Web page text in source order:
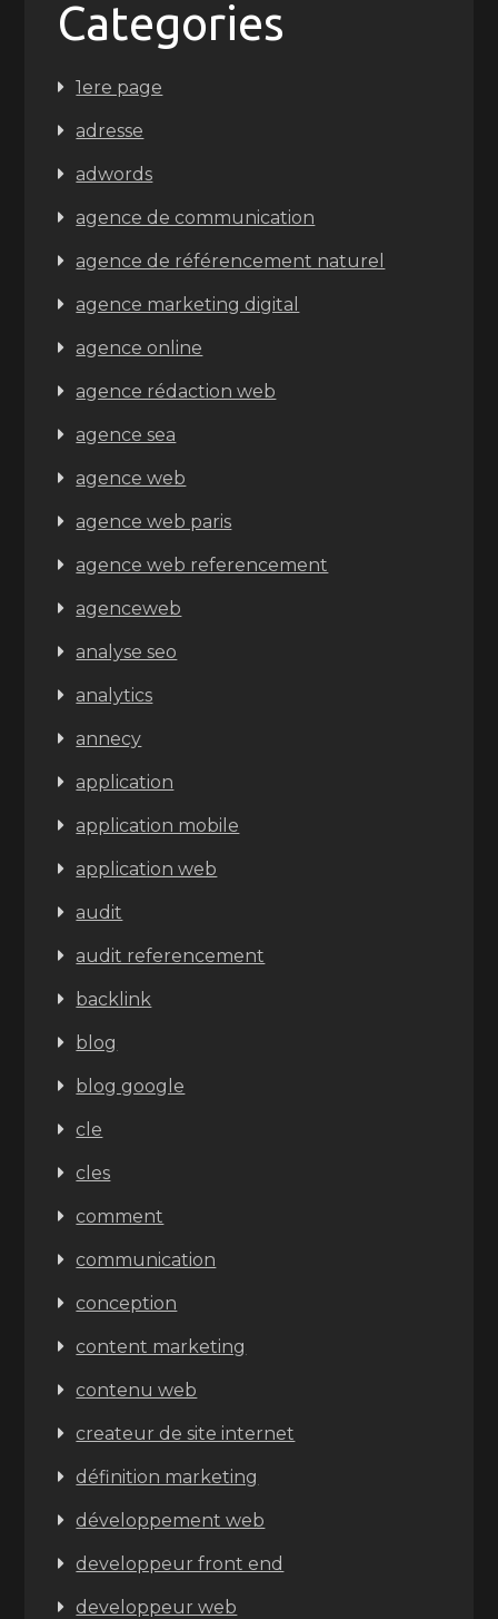
Categories
1ere page
adresse
adwords
agence de communication
agence de référencement naturel
agence marketing digital
agence online
agence rédaction web
agence sea
agence web
agence web paris
agence web referencement
agenceweb
analyse seo
analytics
annecy
application
application mobile
application web
audit
audit referencement
backlink
blog
blog google
cle
cles
comment
communication
conception
content marketing
contenu web
createur de site internet
définition marketing
développement web
developpeur front end
developpeur web